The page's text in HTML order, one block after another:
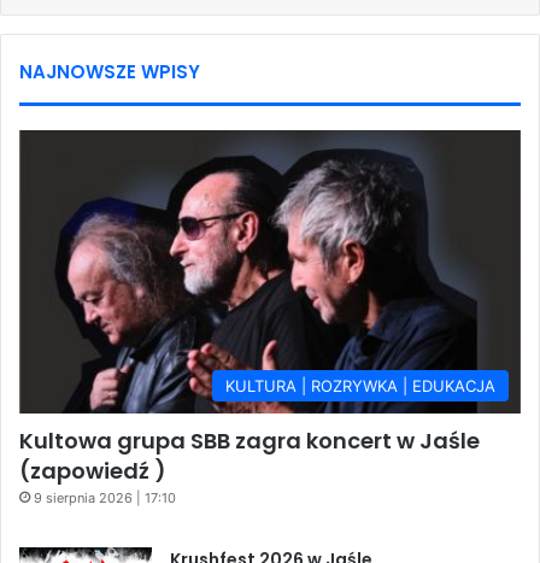
NAJNOWSZE WPISY
KULTURA | ROZRYWKA | EDUKACJA
Kultowa grupa SBB zagra koncert w Jaśle
(zapowiedź )
9 sierpnia 2026 | 17:10